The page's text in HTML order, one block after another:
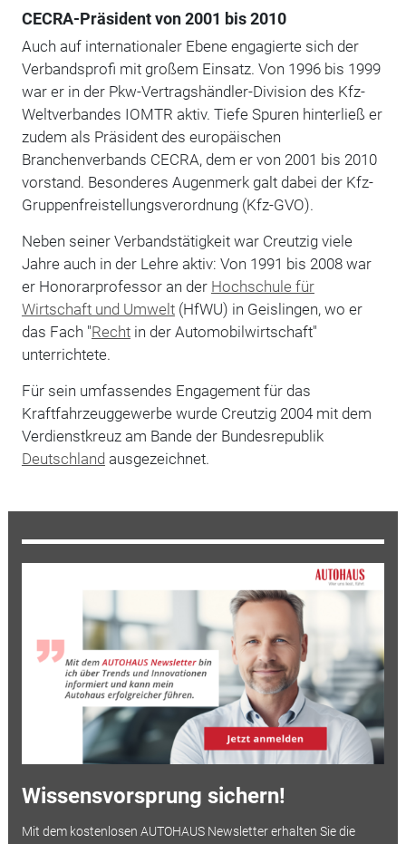
CECRA-Präsident von 2001 bis 2010
Auch auf internationaler Ebene engagierte sich der
Verbandsprofi mit großem Einsatz. Von 1996 bis 1999
war er in der Pkw-Vertragshändler-Division des Kfz-
Weltverbandes IOMTR aktiv. Tiefe Spuren hinterließ er
zudem als Präsident des europäischen
Branchenverbands CECRA, dem er von 2001 bis 2010
vorstand. Besonderes Augenmerk galt dabei der Kfz-
Gruppenfreistellungsverordnung (Kfz-GVO).
Neben seiner Verbandstätigkeit war Creutzig viele
Jahre auch in der Lehre aktiv: Von 1991 bis 2008 war
er Honorarprofessor an der Hochschule für
Wirtschaft und Umwelt(HfWU) in Geislingen, wo er
das Fach "Rechtin der Automobilwirtschaft"
unterrichtete.
Für sein umfassendes Engagement für das
Kraftfahrzeuggewerbe wurde Creutzig 2004 mit dem
Verdienstkreuz am Bande der Bundesrepublik
Deutschland ausgezeichnet.
Wissensvorsprung sichern!
Mit dem kostenlosen AUTOHAUS Newsletter erhalten Sie die